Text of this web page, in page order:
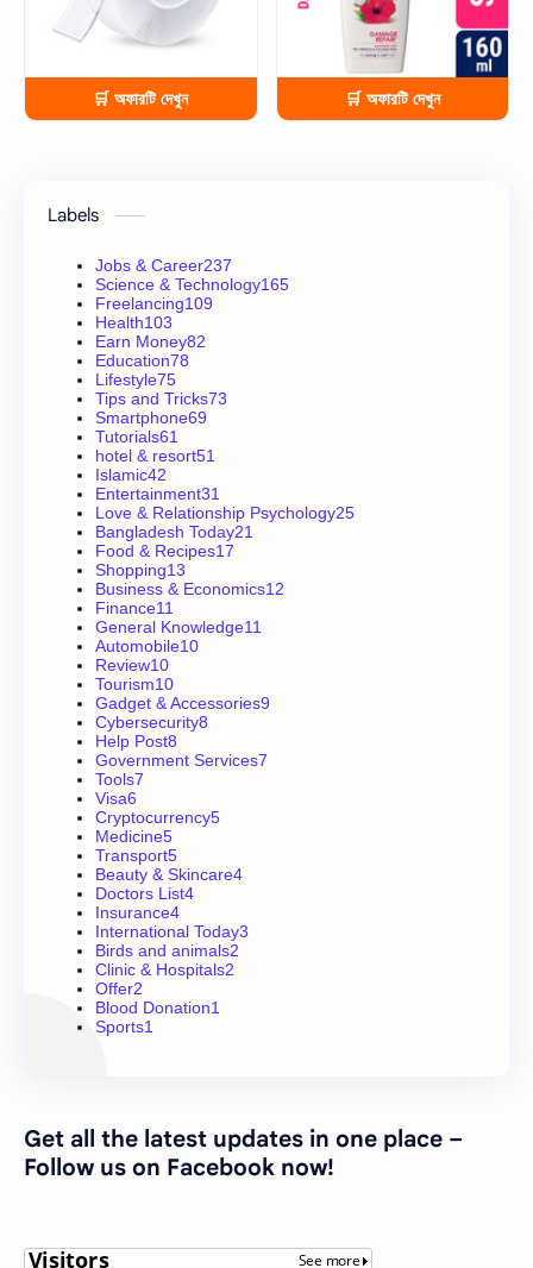
🛒 অফারটি দেখুন 🛒 অফারটি দেখুন
Labels
Jobs & Career237
Science & Technology165
Freelancing109
Health103
Earn Money82
Education78
Lifestyle75
Tips and Tricks73
Smartphone69
Tutorials61
hotel & resort51
Islamic42
Entertainment31
Love & Relationship Psychology25
Bangladesh Today21
Food & Recipes17
Shopping13
Business & Economics12
Finance11
General Knowledge11
Automobile10
Review10
Tourism10
Gadget & Accessories9
Cybersecurity8
Help Post8
Government Services7
Tools7
Visa6
Cryptocurrency5
Medicine5
Transport5
Beauty & Skincare4
Doctors List4
Insurance4
International Today3
Birds and animals2
Clinic & Hospitals2
Offer2
Blood Donation1
Sports1
Get all the latest updates in one place –
Follow us on Facebook now!